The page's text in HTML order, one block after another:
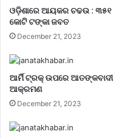
ଓଡ଼ିଶାରେ ଆୟକର ଚଢଉ : ୩୫୧
କୋଟି ଟଙ୍କା ଜବତ
December 21, 2023
ଆର୍ମି ଟ୍ରକ୍ ଉପରେ ଆତଙ୍କବାଦୀ
ଆକ୍ରମଣ
December 21, 2023